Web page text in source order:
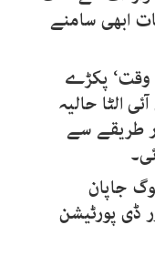
ابھی سامنے
وقت‘ پکڑے
الٹا حالیہ
طریقے سے
جاپان
ڈی پورٹیشن